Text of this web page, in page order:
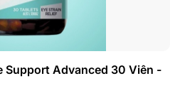
Support Advanced 30 Viên -